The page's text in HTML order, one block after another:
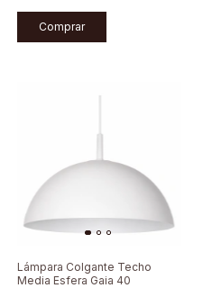
Comprar
Lámpara Colgante Techo
Media Esfera Gaia 40